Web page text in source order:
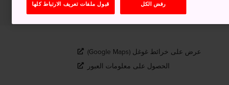
عرض على خرائط غوغل (Google Maps)
الحصول على معلومات العبور
رفض الكل قبول ملفات تعريف الارتباط كلها